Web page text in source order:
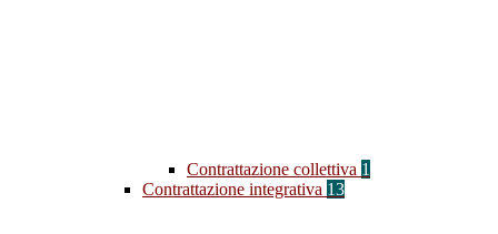
Contrattazione collettiva 1
Contrattazione integrativa 13